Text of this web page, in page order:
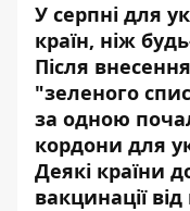
У серпні для
країн, ніж
Після
"зеленого
за одною
кордони для
Деякі країни
вакцинації